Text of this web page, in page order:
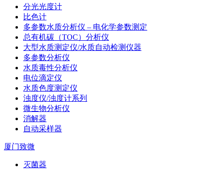
分光光度计
比色计
多参数水质分析仪 – 电化学参数测定
总有机碳（TOC）分析仪
大型水质测定仪/水质自动检测仪器
多参数分析仪
水质毒性分析仪
电位滴定仪
水质色度测定仪
浊度仪/浊度计系列
微生物分析仪
消解器
自动采样器
厦门致微
灭菌器